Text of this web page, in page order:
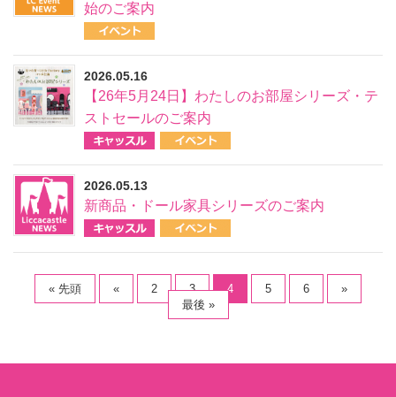
始のご案内
2026.05.16
【26年5月24日】わたしのお部屋シリーズ・テ
ストセールのご案内
2026.05.13
新商品・ドール家具シリーズのご案内
« 先頭 « 2 3 4 5 6
»
最後 »